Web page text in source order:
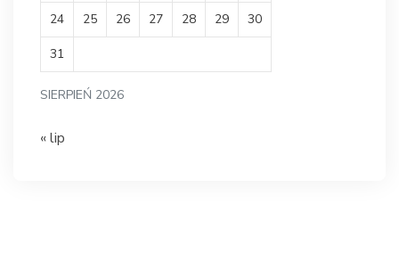
SIERPIEŃ 2026
24 25 26 27 28 29 30
31
« lip